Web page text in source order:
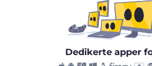
Dedikerte apper